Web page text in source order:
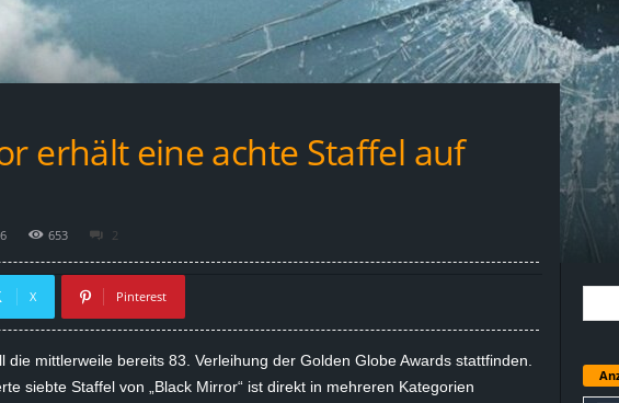
erhält eine achte Staffel auf
653 2
X Pinterest
die mittlerweile bereits 83. Verleihung der Golden Globe Awards stattfinden.
siebte Staffel von „Black Mirror“ ist direkt in mehreren Kategorien